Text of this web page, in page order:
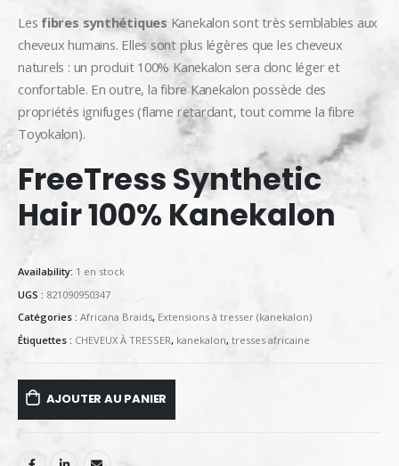
Les fibres synthétiques Kanekalon sont très semblables aux
cheveux humains. Elles sont plus légères que les cheveux
naturels : un produit 100% Kanekalon sera donc léger et
confortable. En outre, la fibre Kanekalon possède des
propriétés ignifuges (flame retardant, tout comme la fibre
Toyokalon).
FreeTress Synthetic
Hair 100% Kanekalon
Availability: 1 en stock
UGS : 821090950347
Catégories : Africana Braids, Extensions à tresser (kanekalon)
Étiquettes : CHEVEUX À TRESSER, kanekalon, tresses africaine
AJOUTER AU PANIER